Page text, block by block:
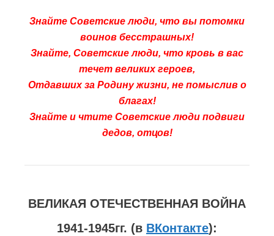
Знайте Советские люди, что вы потомки
воинов бесстрашных!
Знайте, Советские люди, что кровь в вас
течет великих героев,
Отдавших за Родину жизни, не помыслив о
благах!
Знайте и чтите Советские люди подвиги
дедов, отцов!
ВЕЛИКАЯ ОТЕЧЕСТВЕННАЯ ВОЙНА
1941-1945гг. (в ВКонтакте):